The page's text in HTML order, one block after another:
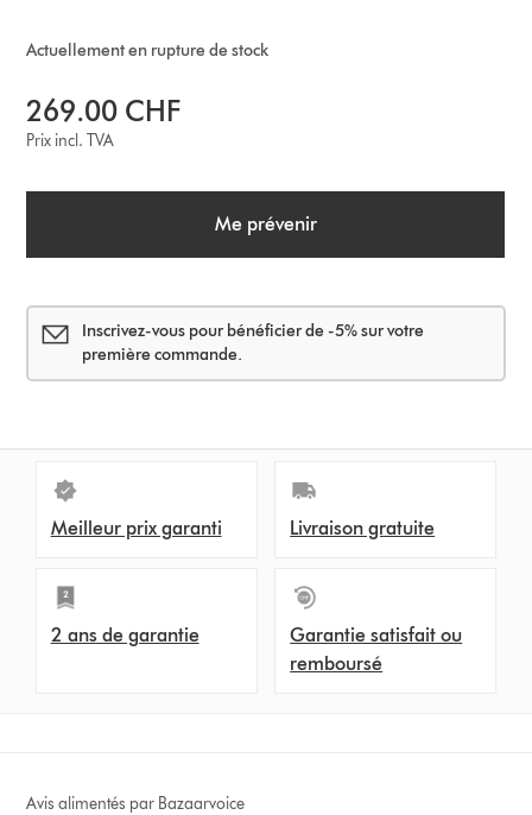
Actuellement en rupture de stock
269.00 CHF
Prix incl. TVA
Me prévenir
Inscrivez-vous pour bénéficier de -5% sur votre
première commande.
Meilleur prix garanti Livraison gratuite
2 ans de garantie
Garantie satisfait ou
remboursé
Avis alimentés par Bazaarvoice